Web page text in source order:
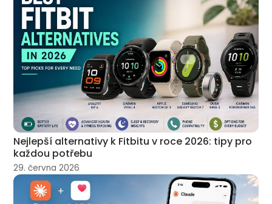
Nejlepší alternativy k Fitbitu v roce 2026: tipy pro
každou potřebu
29. června 2026